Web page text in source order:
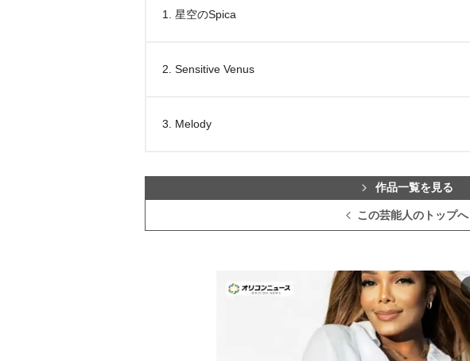
1. 星空のSpica
2. Sensitive Venus
3. Melody
作品一覧を見る
この芸能人のトップへ